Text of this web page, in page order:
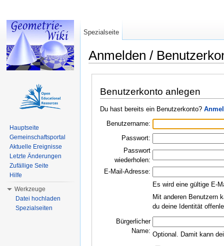
Anmelden /
Benutzerkonto anlegen
Du hast bereits ein Benutzerkonto?
Benutzername:
Passwort:
Passwort
wiederholen:
E-Mail-Adresse:
Es wird eine gültige E-
Mit anderen Benutzern
du deine Identität
Bürgerlicher
Name: Optional. Damit kann
Spezialseite
Hauptseite
Gemeinschaftsportal
Aktuelle Ereignisse
Letzte Änderungen
Zufällige Seite
Hilfe
Werkzeuge
Datei hochladen
Spezialseiten